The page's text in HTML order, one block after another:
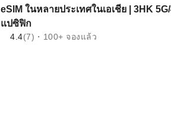
eSIM ในหลายประเทศในเอเชีย | 3HK
แปซิฟิก
4.4(7)・100+ จองแล้ว